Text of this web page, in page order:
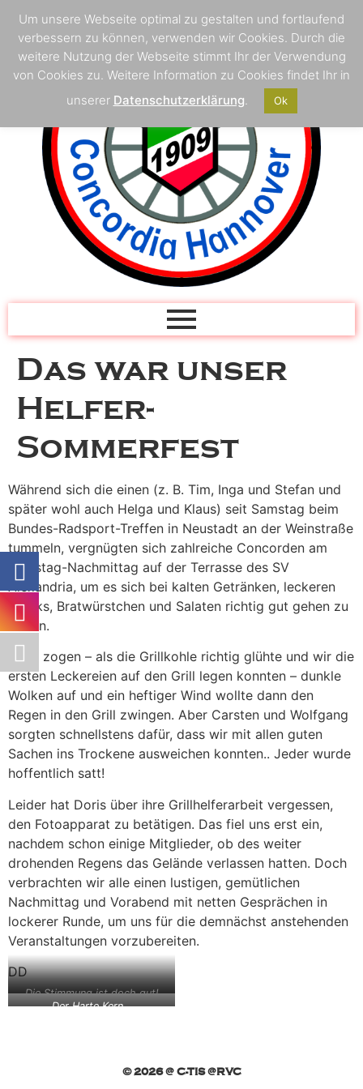
Das war unser
Helfer-
Sommerfest
Während sich die einen (z. B. Tim, Inga und Stefan und
später wohl auch Helga und Klaus) seit Samstag beim
Bundes-Radsport-Treffen in Neustadt an der Weinstraße
tummeln, vergnügten sich zahlreiche Concorden am
Samstag-Nachmittag auf der Terrasse des SV
Alexandria, um es sich bei kalten Getränken, leckeren
Steaks, Bratwürstchen und Salaten richtig gut gehen zu
lassen.
Zwar zogen – als die Grillkohle richtig glühte und wir die
ersten Leckereien auf den Grill legen konnten – dunkle
Wolken auf und ein heftiger Wind wollte dann den
Regen in den Grill zwingen. Aber Carsten und Wolfgang
sorgten schnellstens dafür, dass wir mit allen guten
Sachen ins Trockene ausweichen konnten.. Jeder wurde
hoffentlich satt!
Leider hat Doris über ihre Grillhelferarbeit vergessen,
den Fotoapparat zu betätigen. Das fiel uns erst ein,
nachdem schon einige Mitglieder, ob des weiter
drohenden Regens das Gelände verlassen hatten. Doch
verbrachten wir alle einen lustigen, gemütlichen
Nachmittag und Vorabend mit netten Gesprächen in
lockerer Runde, um uns für die demnächst anstehenden
Veranstaltungen vorzubereiten.
DD
Die Stimmung ist doch gut!
Der Harte Kern…
© 2026 @ C-TIS @RVC
Um unsere Webseite optimal zu gestalten und fortlaufend
verbessern zu können, verwenden wir Cookies. Durch die
weitere Nutzung der Webseite stimmt Ihr der Verwendung
von Cookies zu. Weitere Information zu Cookies findet Ihr in
unserer Datenschutzerklärung Ok